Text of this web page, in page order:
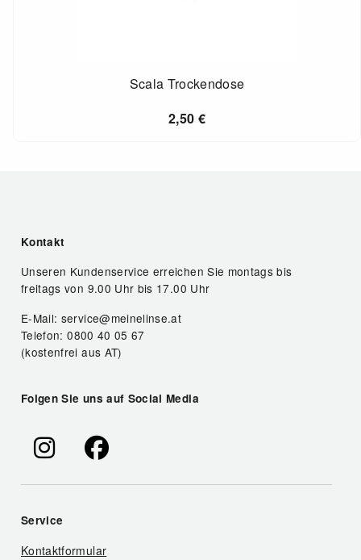
Scala Trockendose
2,50 €
Kontakt
Unseren Kundenservice erreichen Sie montags bis
freitags von 9.00 Uhr bis 17.00 Uhr
E-Mail: service@meinelinse.at
Telefon: 0800 40 05 67
(kostenfrei aus AT)
Folgen Sie uns auf Social Media
Service
Kontaktformular